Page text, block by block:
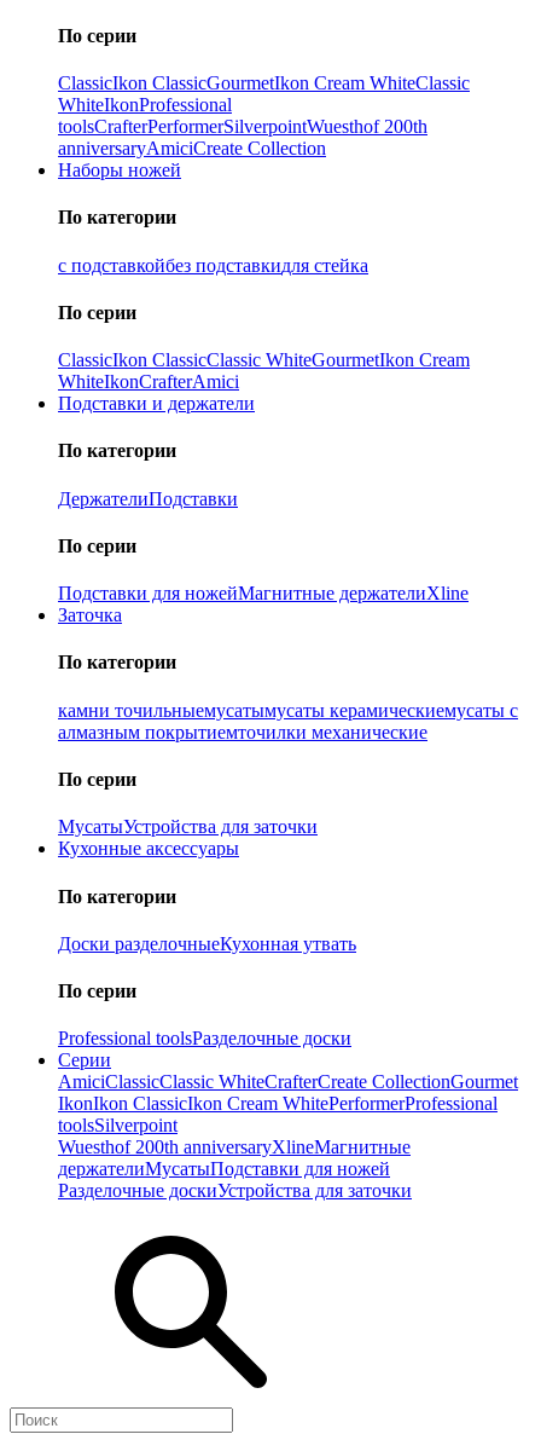
По серии
ClassicIkon ClassiсGourmetIkon Cream WhiteClassic
WhiteIkonProfessional
toolsCrafterPerformerSilverpointWuesthof 200th
anniversaryAmiciCreate Collection
Наборы ножей
По категории
с подставкойбез подставкидля стейка
По серии
ClassicIkon ClassiсClassic WhiteGourmetIkon Cream
WhiteIkonCrafterAmici
Подставки и держатели
По категории
ДержателиПодставки
По серии
Подставки для ножейМагнитные держателиXline
Заточка
По категории
камни точильныемусатымусаты керамическиемусаты с
алмазным покрытиемточилки механические
По серии
МусатыУстройства для заточки
Кухонные аксессуары
По категории
Доски разделочныеКухонная утвать
По серии
Professional toolsРазделочные доски
Серии
AmiciClassicClassic WhiteCrafterCreate CollectionGourmet
IkonIkon ClassiсIkon Cream WhitePerformerProfessional
toolsSilverpoint
Wuesthof 200th anniversaryXlineМагнитные
держателиМусатыПодставки для ножей
Разделочные доскиУстройства для заточки